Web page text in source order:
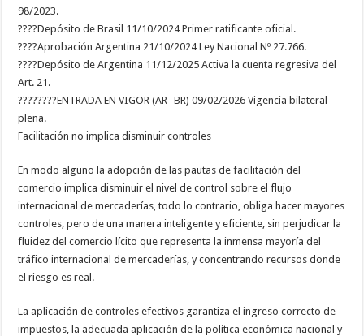
98/2023.
????Depósito de Brasil 11/10/2024 Primer ratificante oficial.
????Aprobación Argentina 21/10/2024 Ley Nacional Nº 27.766.
????Depósito de Argentina 11/12/2025 Activa la cuenta regresiva del
Art. 21.
????????ENTRADA EN VIGOR (AR- BR) 09/02/2026 Vigencia bilateral
plena.
Facilitación no implica disminuir controles
En modo alguno la adopción de las pautas de facilitación del
comercio implica disminuir el nivel de control sobre el flujo
internacional de mercaderías, todo lo contrario, obliga hacer mayores
controles, pero de una manera inteligente y eficiente, sin perjudicar la
fluidez del comercio lícito que representa la inmensa mayoría del
tráfico internacional de mercaderías, y concentrando recursos donde
el riesgo es real.
La aplicación de controles efectivos garantiza el ingreso correcto de
impuestos, la adecuada aplicación de la política económica nacional y